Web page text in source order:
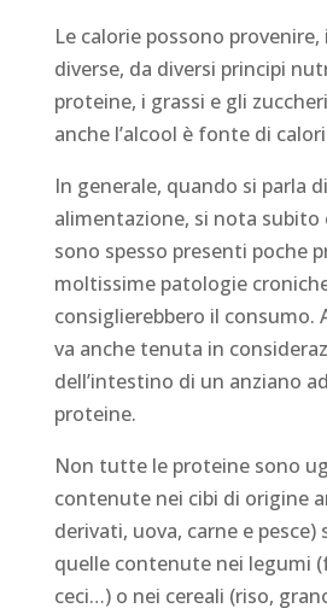
Le calorie possono
diverse, da diversi principi
proteine, i grassi e gli
anche l’alcool è fonte di
In generale, quando si parla
alimentazione, si nota subito
sono spesso presenti poche
moltissime patologie
consiglierebbero il consumo.
va anche tenuta in
dell’intestino di un anziano
proteine.
Non tutte le proteine sono
contenute nei cibi di origine
derivati, uova, carne e pesce)
quelle contenute nei legumi
ceci…) o nei cereali (riso,